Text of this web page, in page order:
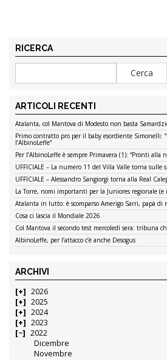
RICERCA
ARTICOLI RECENTI
Atalanta, col Mantova di Modesto non basta
Primo contratto pro per il baby esordiente Simonelli:
l’AlbinoLeffe”
Per l’AlbinoLeffe è sempre Primavera (1): “Pronti alla
UFFICIALE – La numero 11 del Villa Valle torna sulle
UFFICIALE – Alessandro Sangiorgi torna alla Real
La Torre, nomi importanti per la Juniores regionale
Atalanta in lutto: è scomparso Amerigo Sarri, papà di
Cosa ci lascia il Mondiale 2026
Col Mantova il secondo test mercoledì sera: tribuna
AlbinoLeffe, per l’attacco c’è anche Desogus
ARCHIVI
2026
2025
2024
2023
2022
Dicembre
Novembre